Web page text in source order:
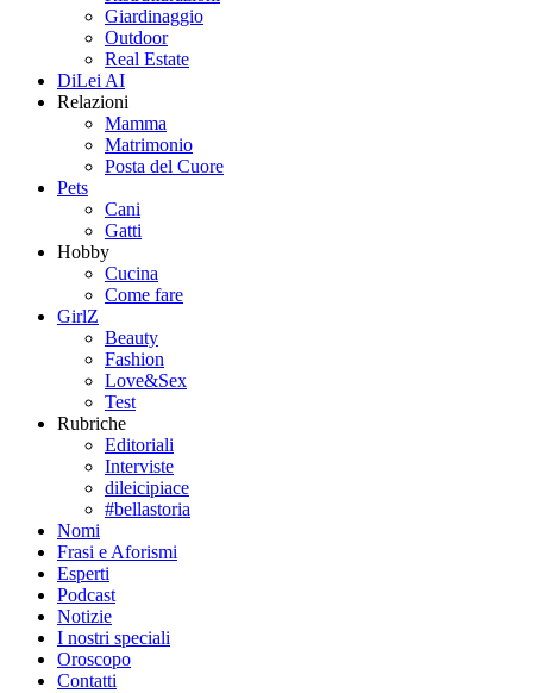
Giardinaggio
Outdoor
Real Estate
DiLei AI
Relazioni
Mamma
Matrimonio
Posta del Cuore
Pets
Cani
Gatti
Hobby
Cucina
Come fare
GirlZ
Beauty
Fashion
Love&Sex
Test
Rubriche
Editoriali
Interviste
dileicipiace
#bellastoria
Nomi
Frasi e Aforismi
Esperti
Podcast
Notizie
I nostri speciali
Oroscopo
Contatti